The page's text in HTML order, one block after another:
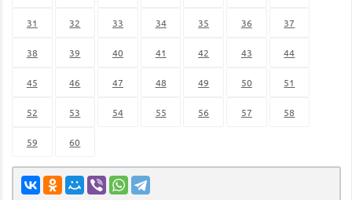
31 32 33 34 35 36 37
38 39 40 41 42 43 44
45 46 47 48 49 50 51
52 53 54 55 56 57 58
59 60